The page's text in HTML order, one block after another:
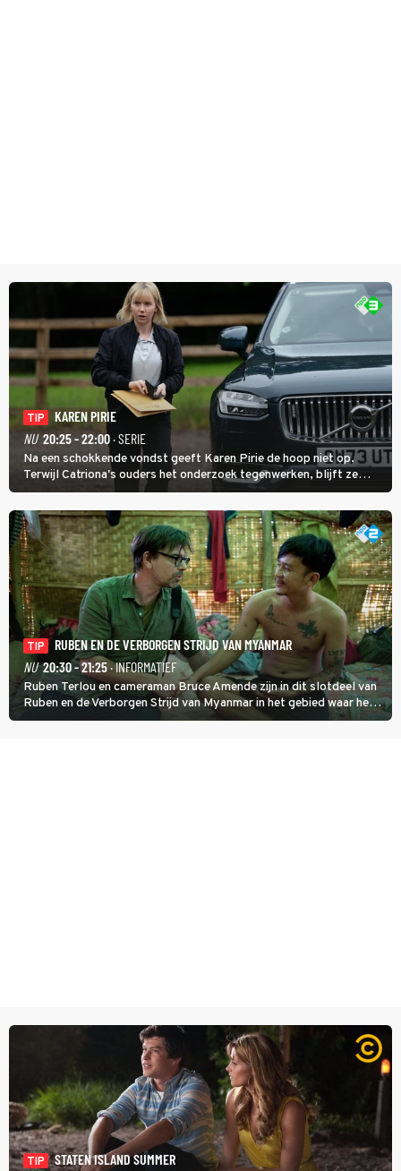
TIP
KAREN PIRIE
NU 20:25 - 22:00· SERIE
Na een schokkende vondst geeft Karen Pirie de hoop niet op.
Terwijl Catriona's ouders het onderzoek tegenwerken, blijft ze
speuren naar Adam. In deze slotaflevering van Karen Pirie leidt het
spoor via Frankrijk en Italië naar Malta.
TIP
RUBEN EN DE VERBORGEN STRIJD VAN MYANMAR
NU 20:30 - 21:25· INFORMATIEF
Ruben Terlou en cameraman Bruce Amende zijn in dit slotdeel van
Ruben en de Verborgen Strijd van Myanmar in het gebied waar het
KNDF-rebellenleger de scepter zwaait. De rebellenleider zet zich
TIP
STATEN ISLAND SUMMER